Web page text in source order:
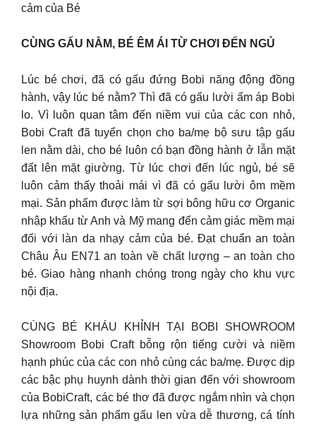
cảm của Bé
CÙNG GẤU NẰM, BÉ ÊM ÁI TỪ CHƠI ĐẾN NGỦ
Lúc bé chơi, đã có gấu đứng Bobi năng động đồng
hành, vậy lúc bé nằm? Thì đã có gấu lười ấm áp Bobi
lo. Vì luôn quan tâm đến niềm vui của các con nhỏ,
Bobi Craft đã tuyển chọn cho ba/mẹ bộ sưu tập gấu
len nằm dài, cho bé luôn có bạn đồng hành ở lẫn mặt
đất lên mặt giường. Từ lúc chơi đến lúc ngủ, bé sẽ
luôn cảm thấy thoải mái vì đã có gấu lười ôm mềm
mại. Sản phẩm được làm từ sợi bông hữu cơ Organic
nhập khẩu từ Anh và Mỹ mang đến cảm giác mềm mại
đối với làn da nhạy cảm của bé. ️️Đạt chuẩn an toàn
Châu Âu EN71 an toàn về chất lượng – an toàn cho
bé. ️️️️️Giao hàng nhanh chóng trong ngày cho khu vực
nội địa.
CÙNG BÉ KHÁU KHỈNH TẠI BOBI SHOWROOM
Showroom Bobi Craft bỗng rộn tiếng cười và niềm
hạnh phúc của các con nhỏ cùng các ba/mẹ. Được dịp
các bậc phụ huynh dành thời gian đến với showroom
của BobiCraft, các bé thơ đã được ngắm nhìn và chọn
lựa những sản phẩm gấu len vừa dễ thương, cá tính